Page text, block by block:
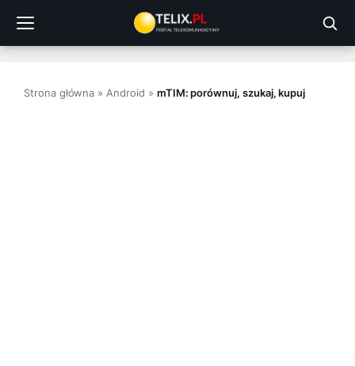
treści
Strona główna » Android » mTIM: porównuj, szukaj, kupuj